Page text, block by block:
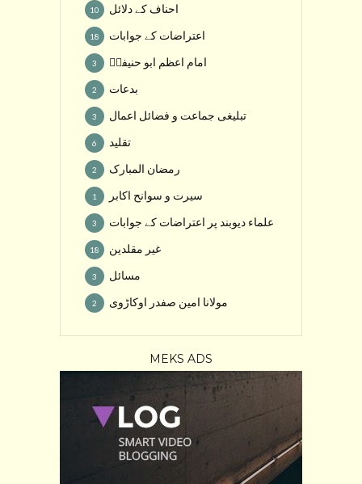
احناف کے دلائل 10
اعتراضات کے جوابات 18
امام اعظم ابو حنیفہؒ 3
بدعات 2
تبلیغی جماعت و فضائل اعمال 3
تقلید 6
رمضان المبارک 2
سیرت و سوانح اکابر 1
علماء دیوبند پر اعتراضات کے جوابات 3
غیر مقلدین 18
مسائل 3
مولانا امین صفدر اوکاڑوی 2
MEKS ADS